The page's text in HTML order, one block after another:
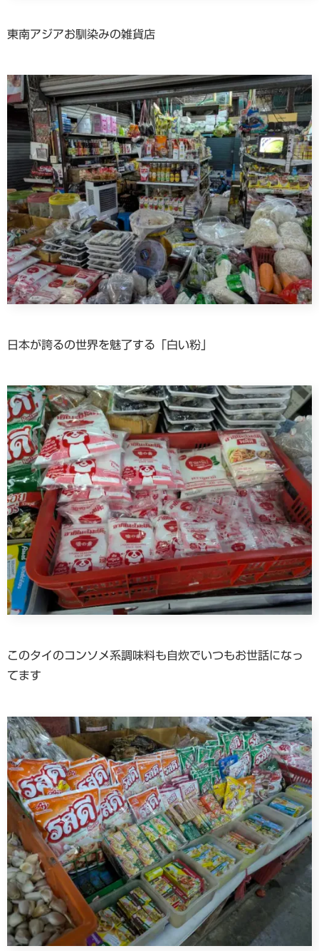
東南アジアお馴染みの雑貨店
日本が誇るの世界を魅了する「白い粉」
このタイのコンソメ系調味料も自炊でいつもお世話になっ
てます